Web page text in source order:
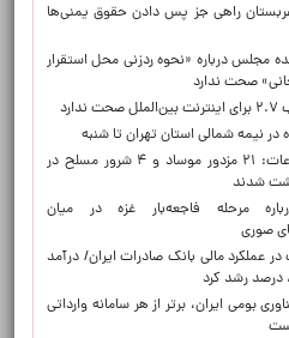
عربستان راهی جز پس دادن حقوق یمنی‌ها
مجلس درباره «نحوه ردزنی محل استقرار
صحت ندارد
در نیمه شمالی استان تهران تا شنبه
وزارت اطلاعات: ۲۱ مزدور موساد و ۴ شرور مسلح در
شدند
مرحله فاجعه‌بار غزه در میان
صوری
در عملکرد مالی بانک صادرات ایران/ درآمد
بومی ایران، برتر از هر سامانه وارداتی